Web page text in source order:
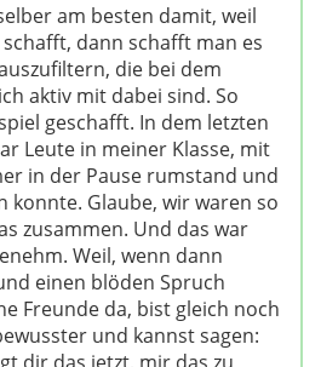
am besten damit, weil
dann schafft man es
die bei dem
aktiv mit dabei sind. So
geschafft. In dem letzten
Leute in meiner Klasse, mit
in der Pause rumstand und
konnte. Glaube, wir waren so
zusammen. Und das war
Weil, wenn dann
einen blöden Spruch
Freunde da, bist gleich noch
und kannst sagen: